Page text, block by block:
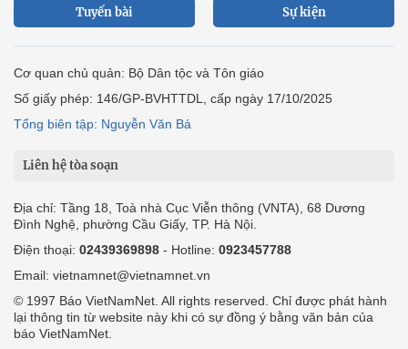
Tuyến bài Sự kiện
Cơ quan chủ quản: Bộ Dân tộc và Tôn giáo
Số giấy phép: 146/GP-BVHTTDL, cấp ngày 17/10/2025
Tổng biên tập: Nguyễn Văn Bá
Liên hệ tòa soạn
Địa chỉ: Tầng 18, Toà nhà Cục Viễn thông (VNTA), 68 Dương
Đình Nghệ, phường Cầu Giấy, TP. Hà Nội.
Điện thoại: 02439369898 - Hotline: 0923457788
Email: vietnamnet@vietnamnet.vn
© 1997 Báo VietNamNet. All rights reserved. Chỉ được phát hành
lại thông tin từ website này khi có sự đồng ý bằng văn bản của
báo VietNamNet.